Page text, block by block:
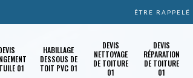
ÊTRE RAPPELÉ
01
HABILLAGE
DESSOUS DE
TOIT PVC 01
DEVIS
NETTOYAGE
DE TOITURE
01
DEVIS
RÉPARATION
DE TOITURE
01